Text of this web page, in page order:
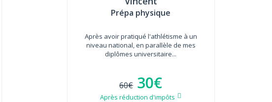
Prépa physique
Après avoir pratiqué l'athlétisme à un
niveau national, en parallèle de mes
diplômes universitaire...
60€ 30€
Après réduction d'impôts